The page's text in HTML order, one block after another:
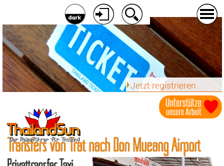
Jetzt registrieren
Transfers von Trat nach Don Mueang Airport